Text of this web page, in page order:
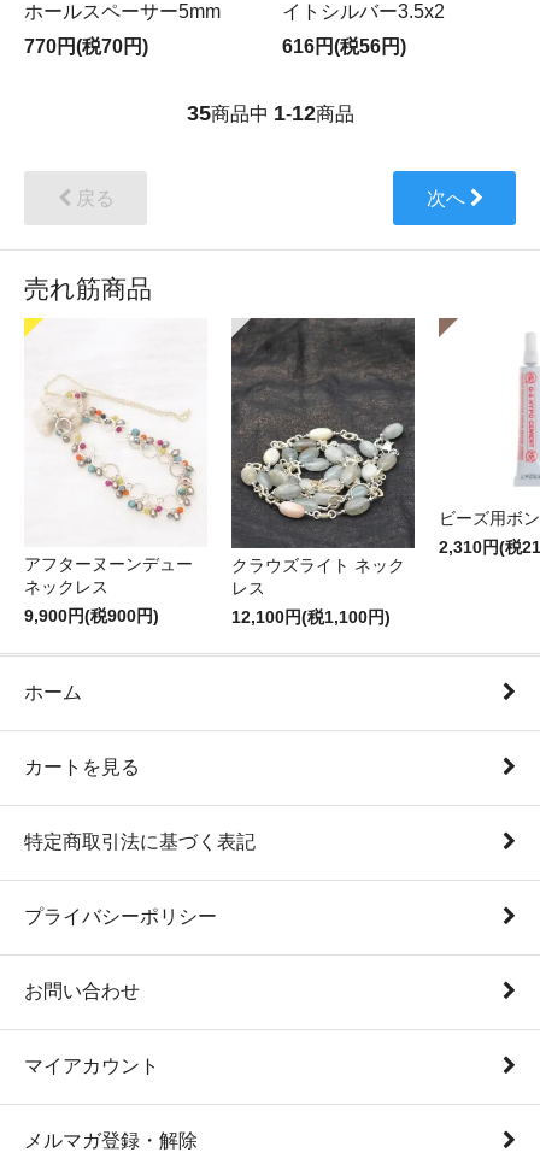
ホールスペーサー5mm
770円(税70円)
イトシルバー3.5x2
616円(税56円)
35商品中 1-12商品
戻る 次へ
売れ筋商品
アフターヌーンデュー
ネックレス
9,900円(税900円)
クラウズライト ネック
レス
12,100円(税1,100円)
ビーズ用ボ
2,310円(税
ホーム
カートを見る
特定商取引法に基づく表記
プライバシーポリシー
お問い合わせ
マイアカウント
メルマガ登録・解除